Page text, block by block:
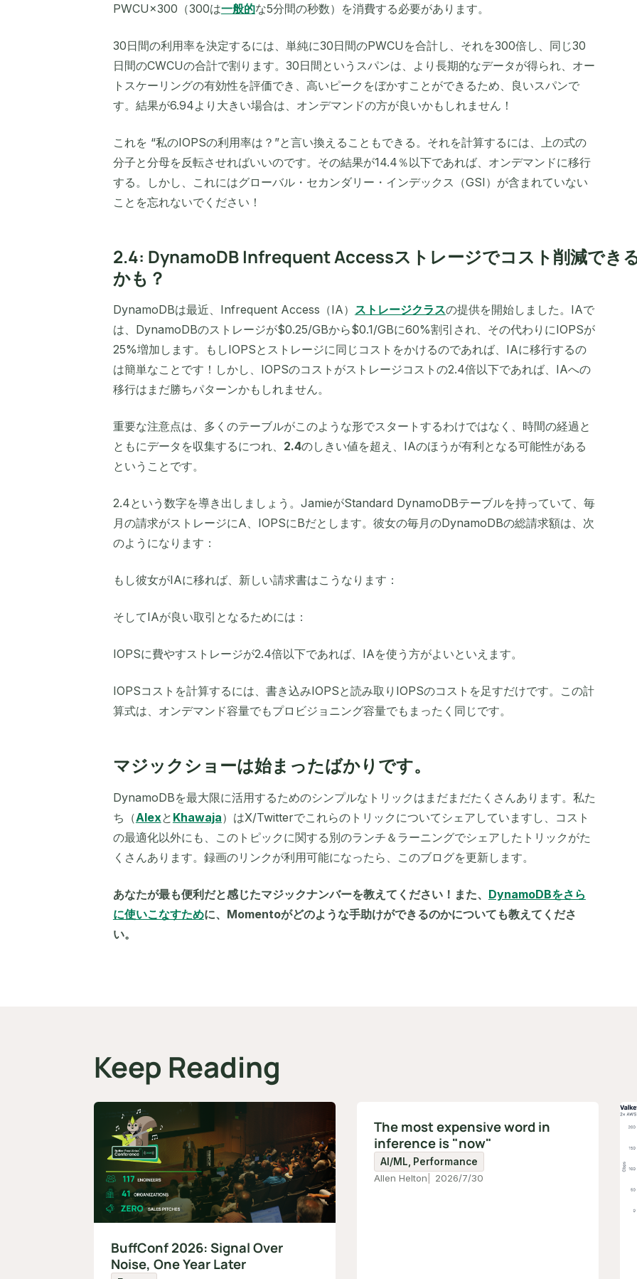
PWCU×300（300は一般的な5分間の秒数）を消費する必要があります。
30日間の利用率を決定するには、単純に30日間のPWCUを合計し、それを300倍し、同じ30
日間のCWCUの合計で割ります。30日間というスパンは、より長期的なデータが得られ、オー
トスケーリングの有効性を評価でき、高いピークをぼかすことができるため、良いスパンで
す。結果が6.94より大きい場合は、オンデマンドの方が良いかもしれません！
これを “私のIOPSの利用率は？”と言い換えることもできる。それを計算するには、上の式の
分子と分母を反転させればいいのです。その結果が14.4％以下であれば、オンデマンドに移行
する。しかし、これにはグローバル・セカンダリー・インデックス（GSI）が含まれていない
ことを忘れないでください！
2.4: DynamoDB Infrequent Accessストレージでコスト削減でき
かも？
DynamoDBは最近、Infrequent Access（IA） ストレージクラスの提供を開始しました。IAで
は、DynamoDBのストレージが$0.25/GBから$0.1/GBに60%割引され、その代わりにIOPSが
25%増加します。もしIOPSとストレージに同じコストをかけるのであれば、IAに移行するの
は簡単なことです！しかし、IOPSのコストがストレージコストの2.4倍以下であれば、IAへの
移行はまだ勝ちパターンかもしれません。
重要な注意点は、多くのテーブルがこのような形でスタートするわけではなく、時間の経過と
ともにデータを収集するにつれ、 2.4のしきい値を超え、IAのほうが有利となる可能性がある
ということです。
2.4という数字を導き出しましょう。JamieがStandard DynamoDBテーブルを持っていて、毎
月の請求がストレージにA、IOPSにBだとします。彼女の毎月のDynamoDBの総請求額は、次
のようになります：
もし彼女がIAに移れば、新しい請求書はこうなります：
そしてIAが良い取引となるためには：
IOPSに費やすストレージが2.4倍以下であれば、IAを使う方がよいといえます。
IOPSコストを計算するには、書き込みIOPSと読み取りIOPSのコストを足すだけです。この計
算式は、オンデマンド容量でもプロビジョニング容量でもまったく同じです。
マジックショーは始まったばかりです。
DynamoDBを最大限に活用するためのシンプルなトリックはまだまだたくさんあります。私た
ち（Alexと Khawaja）はX/Twitterでこれらのトリックについてシェアしていますし、コスト
の最適化以外にも、このトピックに関する別のランチ＆ラーニングでシェアしたトリックがた
くさんあります。録画のリンクが利用可能になったら、このブログを更新します。
あなたが最も便利だと感じたマジックナンバーを教えてください！また、 DynamoDBをさら
に使いこなすために、Momentoがどのような手助けができるのかについても教えてくださ
い。
Keep Reading
BuffConf 2026: Signal Over
Noise, One Year Later
The most expensive word in
inference is "now"
AI/ML, Performance
Allen Helton
2026/7/30